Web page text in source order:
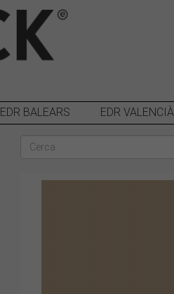
EDR BALEARS EDR VALENCIÀ